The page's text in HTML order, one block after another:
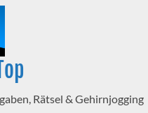
Rätsel & Gehirnjogging